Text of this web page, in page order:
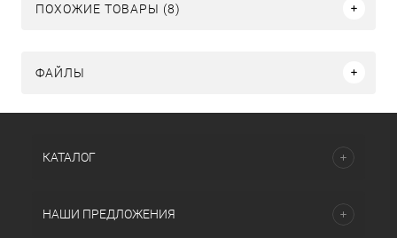
ПОХОЖИЕ ТОВАРЫ (8)
ФАЙЛЫ
КАТАЛОГ
НАШИ ПРЕДЛОЖЕНИЯ